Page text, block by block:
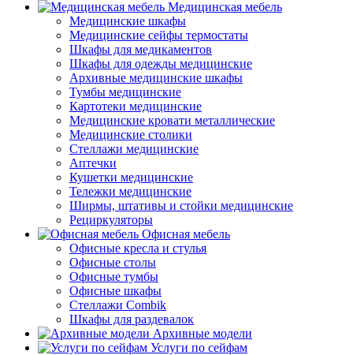
Медицинская мебель
Медицинские шкафы
Медицинские сейфы термостаты
Шкафы для медикаментов
Шкафы для одежды медицинские
Архивные медицинские шкафы
Тумбы медицинские
Картотеки медицинские
Медицинские кровати металлические
Медицинские столики
Стеллажи медицинские
Аптечки
Кушетки медицинские
Тележки медицинские
Ширмы, штативы и стойки медицинские
Рециркуляторы
Офисная мебель
Офисные кресла и стулья
Офисные столы
Офисные тумбы
Офисные шкафы
Стеллажи Combik
Шкафы для раздевалок
Архивные модели
Услуги по сейфам